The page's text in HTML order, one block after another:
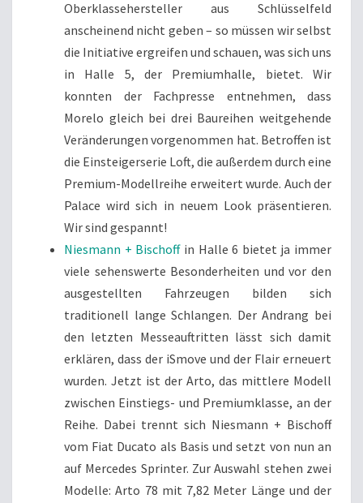
Oberklassehersteller aus Schlüsselfeld
anscheinend nicht geben – so müssen wir selbst
die Initiative ergreifen und schauen, was sich uns
in Halle 5, der Premiumhalle, bietet. Wir
konnten der Fachpresse entnehmen, dass
Morelo gleich bei drei Baureihen weitgehende
Veränderungen vorgenommen hat. Betroffen ist
die Einsteigerserie Loft, die außerdem durch eine
Premium-Modellreihe erweitert wurde. Auch der
Palace wird sich in neuem Look präsentieren.
Wir sind gespannt!
Niesmann + Bischoffin Halle 6 bietet ja immer
viele sehenswerte Besonderheiten und vor den
ausgestellten Fahrzeugen bilden sich
traditionell lange Schlangen. Der Andrang bei
den letzten Messeauftritten lässt sich damit
erklären, dass der iSmove und der Flair erneuert
wurden. Jetzt ist der Arto, das mittlere Modell
zwischen Einstiegs- und Premiumklasse, an der
Reihe. Dabei trennt sich Niesmann + Bischoff
vom Fiat Ducato als Basis und setzt von nun an
auf Mercedes Sprinter. Zur Auswahl stehen zwei
Modelle: Arto 78 mit 7,82 Meter Länge und der